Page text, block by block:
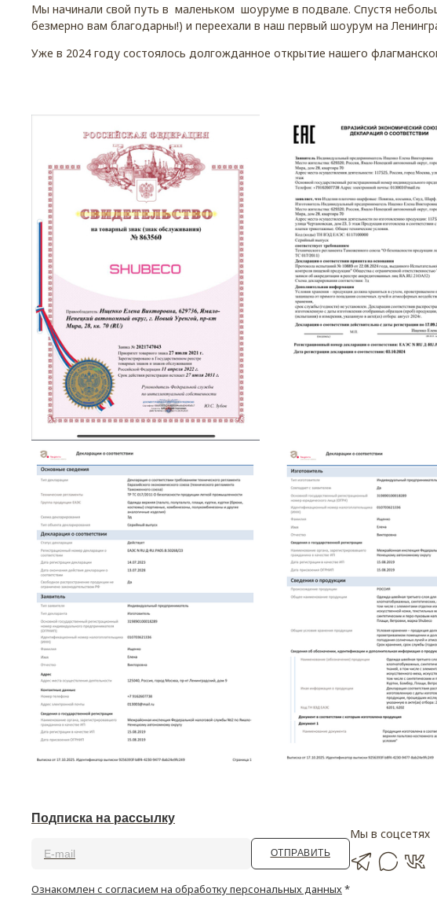
Мы начинали свой путь в маленьком шоуруме в подвале. Спустя
безмерно вам благодарны!) и переехали в наш первый шоурум на
Уже в 2024 году состоялось долгожданное открытие нашего
Подписка на рассылку
ОТПРАВИТЬ
Ознакомлен с согласием на обработку персональных данных*
Мы в соцсетях